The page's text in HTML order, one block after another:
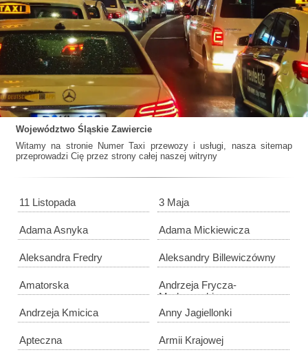
Województwo Śląskie Zawiercie
Witamy na stronie Numer Taxi przewozy i usługi, nasza sitemap
przeprowadzi Cię przez strony całej naszej witryny
11 Listopada 3 Maja
Adama Asnyka Adama Mickiewicza
Aleksandra Fredry Aleksandry Billewiczówny
Amatorska
Andrzeja Frycza-
Modrzewskiego
Andrzeja Kmicica
Anny Jagiellonki
Apteczna Armii Krajowej